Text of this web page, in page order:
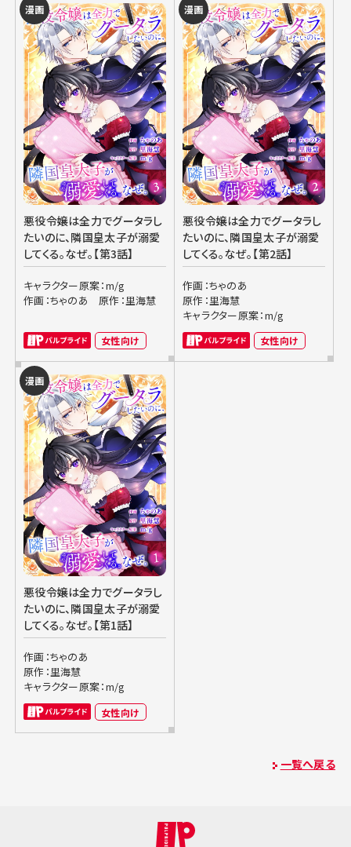
漫画
悪役令嬢は全力でグータラし
たいのに、隣国皇太子が溺愛
してくる。なぜ。【第3話】
キャラクター原案：m/g
作画：ちゃのあ
原作：里海慧
女性向け
漫画
悪役令嬢は全力でグータラし
たいのに、隣国皇太子が溺愛
してくる。なぜ。【第2話】
作画：ちゃのあ
原作：里海慧
キャラクター原案：m/g
女性向け
漫画
悪役令嬢は全力でグータラし
たいのに、隣国皇太子が溺愛
してくる。なぜ。【第1話】
作画：ちゃのあ
原作：里海慧
キャラクター原案：m/g
女性向け
一覧へ戻る